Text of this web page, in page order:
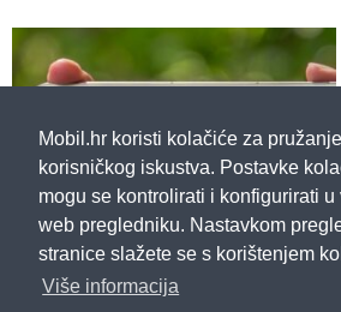
Mobil.hr koristi kolačiće za
korisničkog iskustva. Postavke
mogu se kontrolirati i konfigurirati u
web pregledniku. Nastavkom
stranice slažete se s korištenjem
Više informacija
Top Liste
Cafe Mobil
Usporedi mobitele
Impressum
Marketing
Pravne odredbe
Izjava o privatnosti
POTRAŽITE NAS